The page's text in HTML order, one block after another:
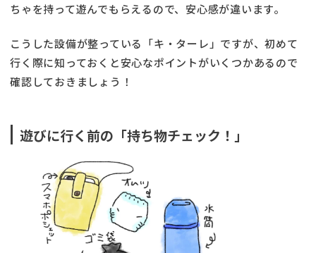
ちゃを持って遊んでもらえるので、安心感が違います。
こうした設備が整っている「キ・ターレ」ですが、初めて
行く際に知っておくと安心なポイントがいくつかあるので
確認しておきましょう！
遊びに行く前の「持ち物チェック！」